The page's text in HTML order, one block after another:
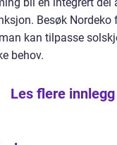
bli en integrert del
Besøk
kan tilpasse
behov.
Les flere